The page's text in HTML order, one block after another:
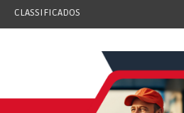
CLASSIFICADOS